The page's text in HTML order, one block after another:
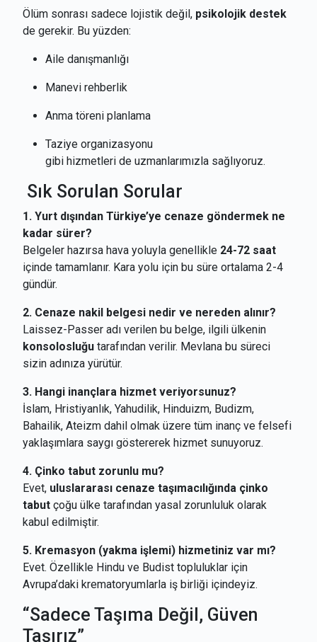
Ölüm sonrası sadece lojistik değil, psikolojik destek
de gerekir. Bu yüzden:
Aile danışmanlığı
Manevi rehberlik
Anma töreni planlama
Taziye organizasyonu
gibi hizmetleri de uzmanlarımızla sağlıyoruz.
Sık Sorulan Sorular
1. Yurt dışından Türkiye’ye cenaze göndermek ne
kadar sürer?
Belgeler hazırsa hava yoluyla genellikle 24-72 saat
içinde tamamlanır. Kara yolu için bu süre ortalama 2-4
gündür.
2. Cenaze nakil belgesi nedir ve nereden alınır?
Laissez-Passer adı verilen bu belge, ilgili ülkenin
konsolosluğu tarafından verilir. Mevlana bu süreci
sizin adınıza yürütür.
3. Hangi inançlara hizmet veriyorsunuz?
İslam, Hristiyanlık, Yahudilik, Hinduizm, Budizm,
Bahailik, Ateizm dahil olmak üzere tüm inanç ve felsefi
yaklaşımlara saygı göstererek hizmet sunuyoruz.
4. Çinko tabut zorunlu mu?
Evet, uluslararası cenaze taşımacılığında çinko
tabut çoğu ülke tarafından yasal zorunluluk olarak
kabul edilmiştir.
5. Kremasyon (yakma işlemi) hizmetiniz var mı?
Evet. Özellikle Hindu ve Budist topluluklar için
Avrupa’daki krematoryumlarla iş birliği içindeyiz.
“Sadece Taşıma Değil, Güven
Taşırız”